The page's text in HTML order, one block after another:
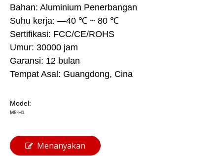
Bahan: Aluminium Penerbangan
Suhu kerja: —40 ℃ ~ 80 ℃
Sertifikasi: FCC/CE/ROHS
Umur: 30000 jam
Garansi: 12 bulan
Tempat Asal: Guangdong, Cina
Model:
M8-H1
Menanyakan